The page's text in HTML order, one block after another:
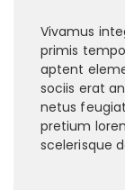
Vivamus
primis
aptent
sociis erat
netus
pretium
scelerisque